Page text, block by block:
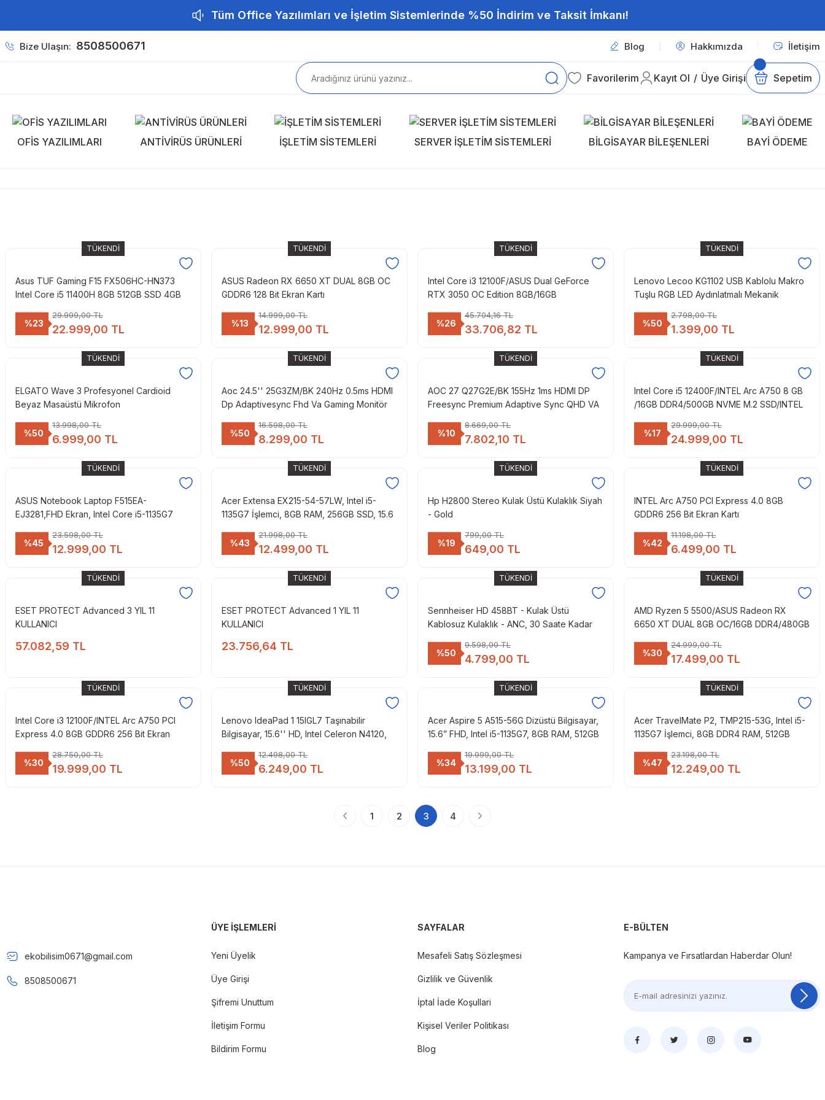
Tüm Office Yazılımları ve İşletim Sistemlerinde %50 İndirim ve Taksit İmkanı!
Bize Ulaşın: 8508500671 Blog Hakkımızda İletişim
Favorilerim Kayıt Ol / Üye Girişi Sepetim
OFİS YAZILIMLARI ANTİVİRÜS ÜRÜNLERİ İŞLETİM SİSTEMLERİ SERVER İŞLETİM SİSTEMLERİ BİLGİSAYAR BİLEŞENLERİ BAYİ ÖDEME
TÜKENDİ
Asus TUF Gaming F15 FX506HC-HN373
Intel Core i5 11400H 8GB 512GB SSD 4GB
Taşınabilir Bilgisayar
%23
29.999,00 TL
22.999,00 TL
TÜKENDİ
ASUS Radeon RX 6650 XT DUAL 8GB OC
GDDR6 128 Bit Ekran Kartı
%13
14.999,00 TL
12.999,00 TL
TÜKENDİ
Intel Core i3 12100F/ASUS Dual GeForce
RTX 3050 OC Edition 8GB/16GB
%26
45.704,16 TL
33.706,82 TL
TÜKENDİ
Lenovo Lecoo KG1102 USB Kablolu Makro
Tuşlu RGB LED Aydınlatmalı Mekanik
%50
2.798,00 TL
1.399,00 TL
TÜKENDİ
ELGATO Wave 3 Profesyonel Cardioid
Beyaz Masaüstü Mikrofon
%50
13.998,00 TL
6.999,00 TL
TÜKENDİ
Aoc 24.5'' 25G3ZM/BK 240Hz 0.5ms HDMI
Dp Adaptivesync Fhd Va Gaming Monitör
%50
16.598,00 TL
8.299,00 TL
TÜKENDİ
AOC 27 Q27G2E/BK 155Hz 1ms HDMI DP
Freesync Premium Adaptive Sync QHD VA
%10
8.669,00 TL
7.802,10 TL
TÜKENDİ
Intel Core i5 12400F/INTEL Arc A750 8 GB
/16GB DDR4/500GB NVME M.2 SSD/INTEL
%17
29.999,00 TL
24.999,00 TL
TÜKENDİ
ASUS Notebook Laptop F515EA-
EJ3281,FHD Ekran, Intel Core i5-1135G7
256GB SSD, FreeDOS
%45
23.598,00 TL
12.999,00 TL
TÜKENDİ
Acer Extensa EX215-54-57LW, Intel i5-
1135G7 İşlemci, 8GB RAM, 256GB SSD, 15.6
WİN 11 İşletim Sistemi
%43
21.998,00 TL
12.499,00 TL
TÜKENDİ
Hp H2800 Stereo Kulak Üstü Kulaklık Siyah
- Gold
%19
799,00 TL
649,00 TL
TÜKENDİ
INTEL Arc A750 PCI Express 4.0 8GB
GDDR6 256 Bit Ekran Kartı
%42
11.198,00 TL
6.499,00 TL
TÜKENDİ
ESET PROTECT Advanced 3 YIL 11
KULLANICI
57.082,59 TL
TÜKENDİ
ESET PROTECT Advanced 1 YIL 11
KULLANICI
23.756,64 TL
TÜKENDİ
Sennheiser HD 458BT - Kulak Üstü
Kablosuz Kulaklık - ANC, 30 Saate Kadar
5.0%50
9.598,00 TL
4.799,00 TL
TÜKENDİ
AMD Ryzen 5 5500/ASUS Radeon RX
6650 XT DUAL 8GB OC/16GB DDR4/480GB
%30
24.999,00 TL
17.499,00 TL
TÜKENDİ
Intel Core i3 12100F/INTEL Arc A750 PCI
Express 4.0 8GB GDDR6 256 Bit Ekran
SSD/GAMING BILGISAYAR
%30
28.750,00 TL
19.999,00 TL
TÜKENDİ
Lenovo IdeaPad 1 15IGL7 Taşınabilir
Bilgisayar, 15.6'' HD, Intel Celeron N4120,
Graphics 600, FreeDOS, 82V7006NTX
%50
12.498,00 TL
6.249,00 TL
TÜKENDİ
Acer Aspire 5 A515-56G Dizüstü Bilgisayar,
15.6” FHD, Intel i5-1135G7, 8GB RAM, 512GB
Ekran Kartı, Free DOS, Gümüş
%34
19.999,00 TL
13.199,00 TL
TÜKENDİ
Acer TravelMate P2, TMP215-53G, Intel i5-
1135G7 İşlemci, 8GB DDR4 RAM, 512GB
Kartı 15.6'' FHD, FreeDos, Siyah
%47
23.198,00 TL
12.249,00 TL
1 2 3 4
ekobilisim0671@gmail.com
8508500671
ÜYE İŞLEMLERİ
Yeni Üyelik
Üye Girişi
Şifremi Unuttum
İletişim Formu
Bildirim Formu
SAYFALAR
Mesafeli Satış Sözleşmesi
Gizlilik ve Güvenlik
İptal İade Koşullari
Kişisel Veriler Politikası
Blog
E-BÜLTEN
Kampanya ve Fırsatlardan Haberdar Olun!